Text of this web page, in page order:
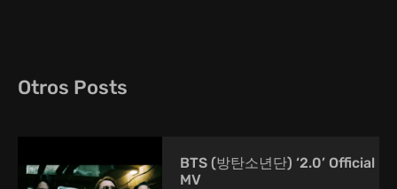
Otros Posts
BTS (방탄소년단) ‘2.0’ Official
MV